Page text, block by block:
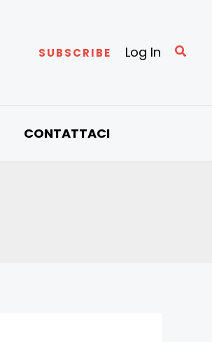
SUBSCRIBE Log In Cerca
CONTATTACI